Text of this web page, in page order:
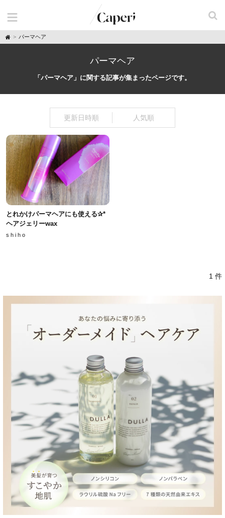
H
o
パーマヘア
パーマヘア
「パーマヘア」に関する記事が集まったページです。
更新日時順 人気順
とれかけパーマヘアにも使える✰*
ヘアジェリーwax
s h i h o
1 件